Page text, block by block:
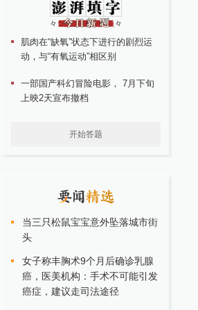
肌肉在“缺氧”状态下进行的剧烈运
动，与“有氧运动”相区别
一部国产科幻冒险电影， 7月下旬
上映2天宣布撤档
开始答题
当三只松鼠宝宝意外坠落城市街
头
女子称丰胸术9个月后确诊乳腺
癌，医美机构：手术不可能引发
癌症，建议走司法途径